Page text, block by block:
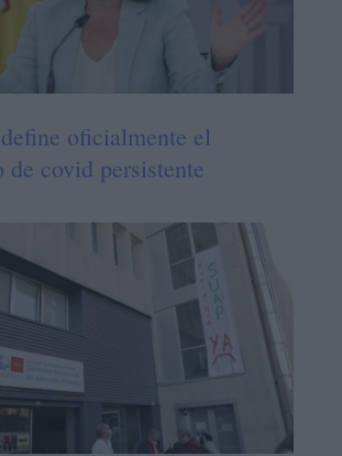
oficialmente el
de covid persistente